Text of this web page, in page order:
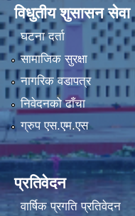
विधुतीय शुसासन सेवा
घटना दर्ता
सामाजिक सुरक्षा
नागरिक वडापत्र
निवेदनको ढाँचा
ग्रुप एस.एम.एस
प्रतिवेदन
वार्षिक प्रगति प्रतिवेदन